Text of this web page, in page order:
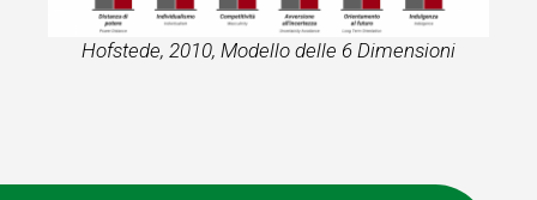
Hofstede, 2010, Modello delle 6 Dimensioni